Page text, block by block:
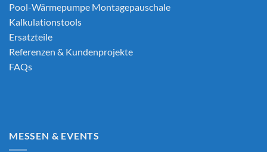
Pool-Wärmepumpe Montagepauschale
Kalkulationstools
Ersatzteile
Referenzen & Kundenprojekte
FAQs
MESSEN & EVENTS